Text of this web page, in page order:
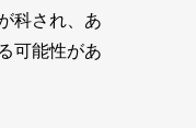
科され、あ
可能性があ